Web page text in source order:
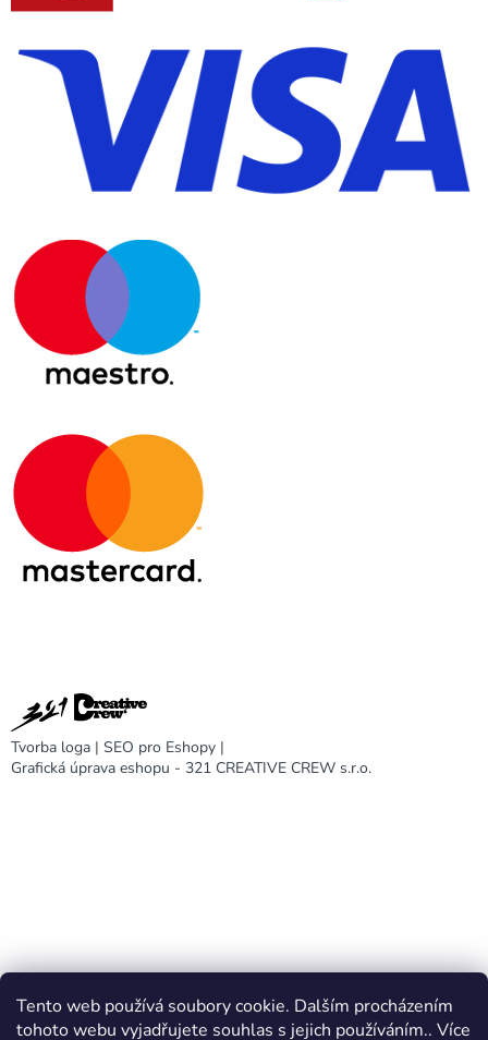
Tento web používá soubory cookie. Dalším procházením
tohoto webu vyjadřujete souhlas s jejich používáním.. Více
Tvorba loga | SEO pro Eshopy |
Grafická úprava eshopu - 321 CREATIVE CREW s.r.o.
DARA design